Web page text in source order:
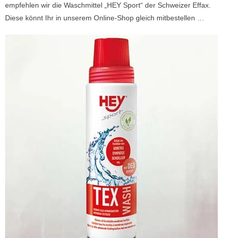
empfehlen wir die Waschmittel „HEY Sport“ der Schweizer Effax.
Diese könnt Ihr in unserem Online-Shop gleich mitbestellen …